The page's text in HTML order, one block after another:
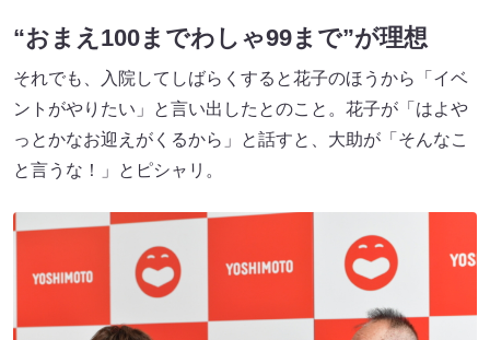
“おまえ100までわしゃ99まで”が理想
それでも、入院してしばらくすると花子のほうから「イベ
ントがやりたい」と言い出したとのこと。花子が「はよや
っとかなお迎えがくるから」と話すと、大助が「そんなこ
と言うな！」とピシャリ。